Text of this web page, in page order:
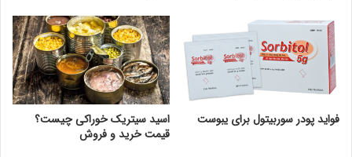
فواید پودر سوربیتول برای یبوست
اسید سیتریک خوراکی چیست؟
قیمت خرید و فروش